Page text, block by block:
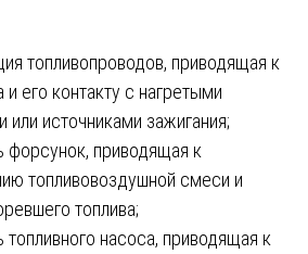
топливопроводов, приводящая к
и его контакту с нагретыми
или источниками зажигания;
форсунок, приводящая к
топливовоздушной смеси и
топлива;
топливного насоса, приводящая к